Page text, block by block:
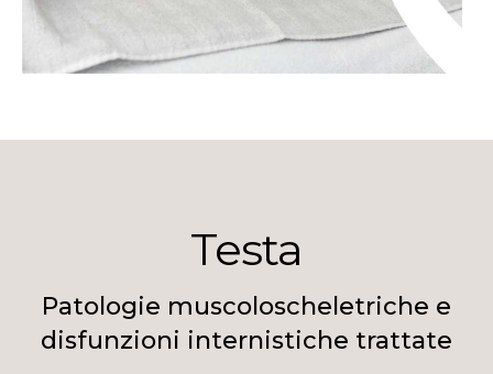
Testa
Patologie muscoloscheletriche e
disfunzioni internistiche trattate